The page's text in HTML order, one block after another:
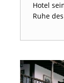
Hotel
Ruhe